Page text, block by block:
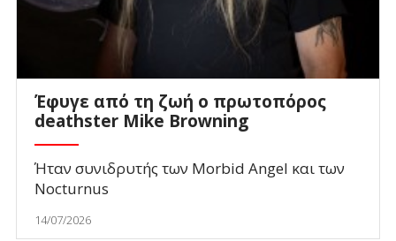
Έφυγε από τη ζωή ο πρωτοπόρος
deathster Mike Browning
Ήταν συνιδρυτής των Morbid Angel και των
Nocturnus
14/07/2026